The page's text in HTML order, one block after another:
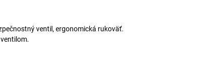
ventil, ergonomická rukoväť.